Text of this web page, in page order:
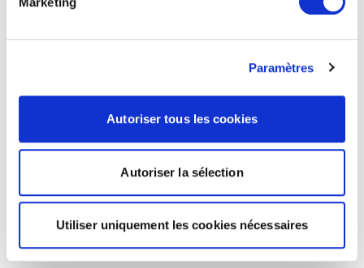
Paramètres
Autoriser tous les cookies
Autoriser la sélection
Utiliser uniquement les cookies nécessaires